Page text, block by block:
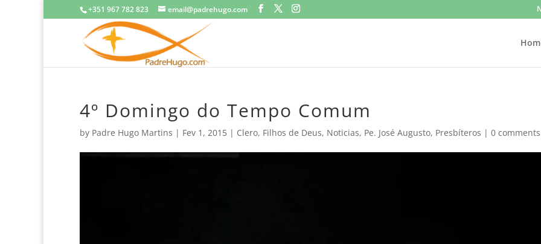
+351 967 782 823 email@padrehugo.com
4º Domingo do Tempo Comum
by Padre Hugo Martins | Fev 1, 2015 | Clero, Filhos de Deus, Noticias, Pe. José Augusto, Presbíteros | 0 comments